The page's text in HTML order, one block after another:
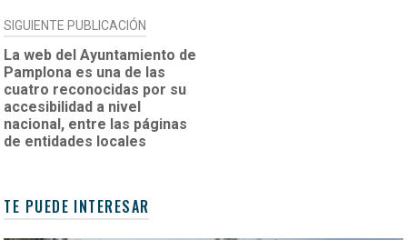
SIGUIENTE PUBLICACIÓN
La web del Ayuntamiento de
Pamplona es una de las
cuatro reconocidas por su
accesibilidad a nivel
nacional, entre las páginas
de entidades locales
TE PUEDE INTERESAR